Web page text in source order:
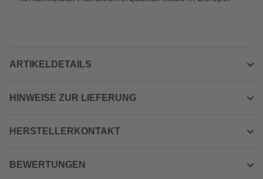
ARTIKELDETAILS
HINWEISE ZUR LIEFERUNG
HERSTELLERKONTAKT
BEWERTUNGEN